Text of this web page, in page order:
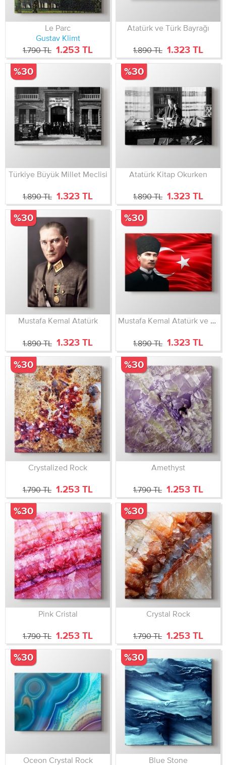
Le Parc
Gustav Klimt
1.790 TL 1.253 TL
Atatürk ve Türk Bayrağı
1.890 TL 1.323 TL
Türkiye Büyük Millet Meclisi
1.890 TL 1.323 TL
%30
Atatürk Kitap Okurken
1.890 TL 1.323 TL
%30
Mustafa Kemal Atatürk
1.890 TL 1.323 TL
%30
Mustafa Kemal Atatürk ve Bayrak
1.890 TL 1.323 TL
%30
Crystalized Rock
1.790 TL 1.253 TL
%30
Amethyst
1.790 TL 1.253 TL
%30
Pink Cristal
1.790 TL 1.253 TL
%30
Crystal Rock
1.790 TL 1.253 TL
%30
Oceon Crystal Rock
%30
Blue Stone
%30